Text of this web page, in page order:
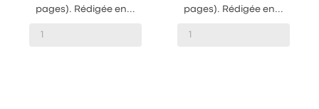
pages). Rédigée en...
pages). Rédigée en...